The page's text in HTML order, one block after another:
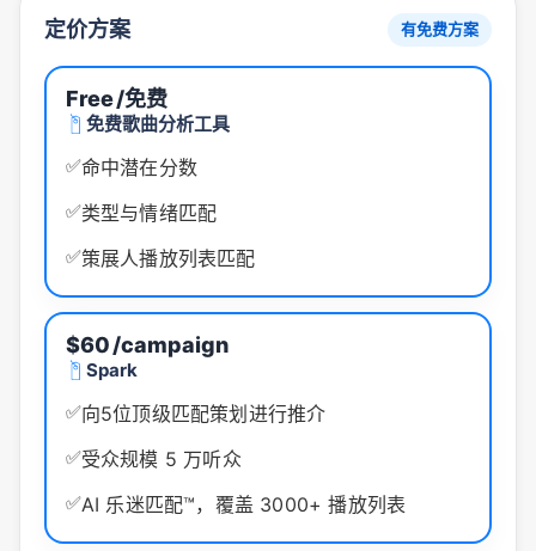
定价方案 有免费方案
Free/免费
免费歌曲分析工具
✅命中潜在分数
✅类型与情绪匹配
✅策展人播放列表匹配
$60/campaign
Spark
✅向5位顶级匹配策划进行推介
✅受众规模 5 万听众
✅AI 乐迷匹配™，覆盖 3000+ 播放列表